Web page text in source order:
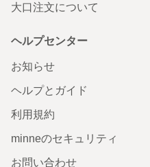
大口注文について
ヘルプセンター
お知らせ
ヘルプとガイド
利用規約
minneのセキュリティ
お問い合わせ